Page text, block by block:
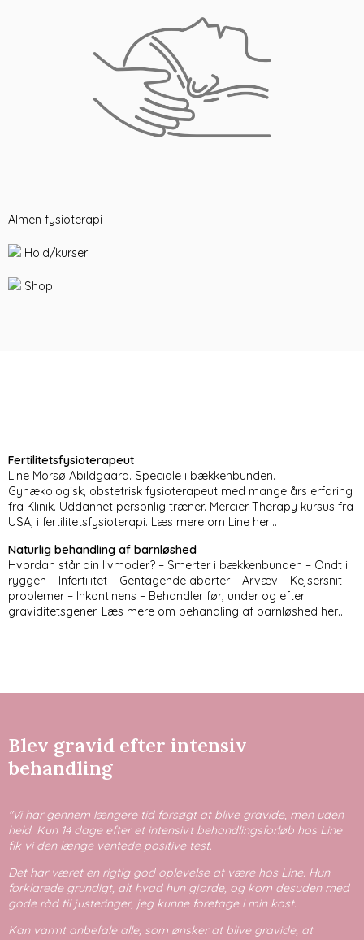
Almen fysioterapi
Hold/kurser
Shop
Fertilitetsfysioterapeut
Line Morsø Abildgaard. Speciale i bækkenbunden.
Gynækologisk, obstetrisk fysioterapeut med mange års erfaring
fra Klinik. Uddannet personlig træner. Mercier Therapy kursus fra
USA, i fertilitetsfysioterapi. Læs mere om Line her…
Naturlig behandling af barnløshed
Hvordan står din livmoder? – Smerter i bækkenbunden – Ondt i
ryggen – Infertilitet – Gentagende aborter – Arvæv – Kejsersnit
problemer – Inkontinens – Behandler før, under og efter
graviditetsgener. Læs mere om behandling af barnløshed her…
Blev gravid efter intensiv
behandling
"Vi har gennem længere tid forsøgt at blive gravide, men uden
held. Kun 14 dage efter et intensivt behandlingsforløb hos Line
fik vi den længe ventede positive test.
Det har været en rigtig god oplevelse at være hos Line. Hun
forklarede grundigt, alt hvad hun gjorde, og kom desuden med
gode råd til justeringer, jeg kunne foretage i min kost.
Kan varmt anbefale alle, som ønsker at blive gravide, at